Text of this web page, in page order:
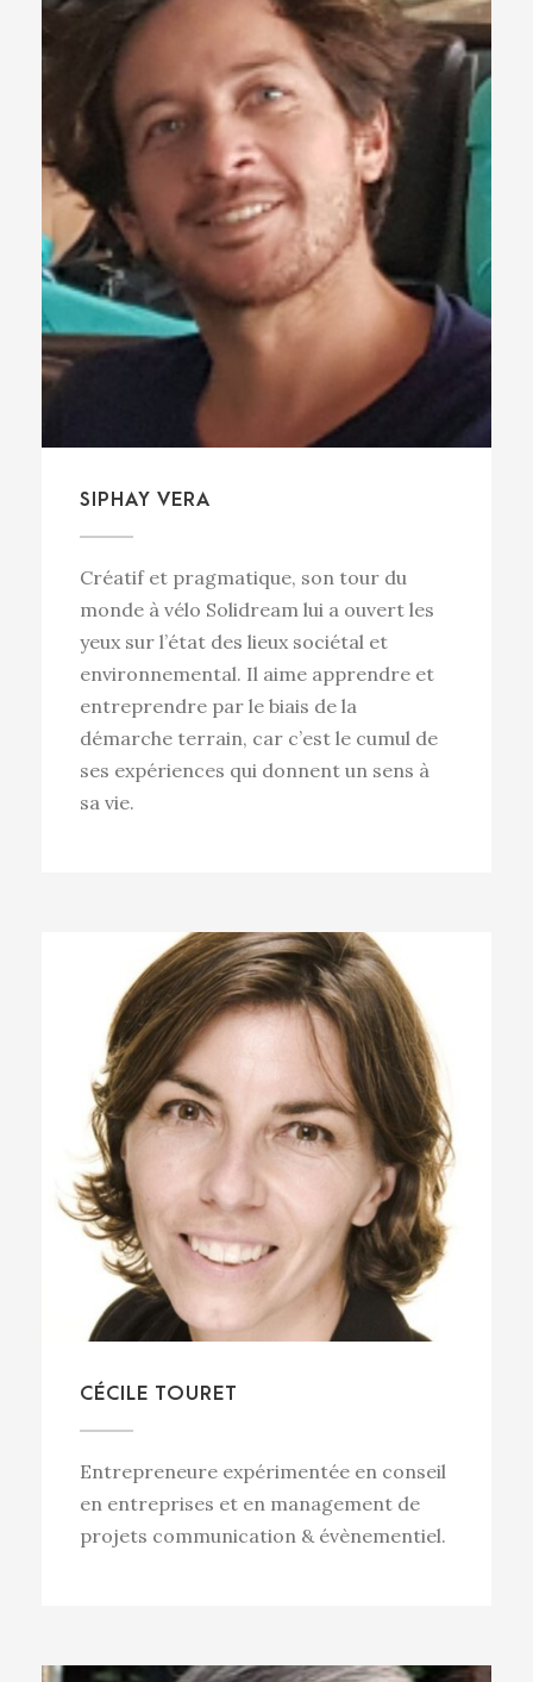
SIPHAY VERA
Créatif et pragmatique, son tour du
monde à vélo Solidream lui a ouvert les
yeux sur l’état des lieux sociétal et
environnemental. Il aime apprendre et
entreprendre par le biais de la
démarche terrain, car c’est le cumul de
ses expériences qui donnent un sens à
sa vie.
CÉCILE TOURET
Entrepreneure expérimentée en conseil
en entreprises et en management de
projets communication & évènementiel.